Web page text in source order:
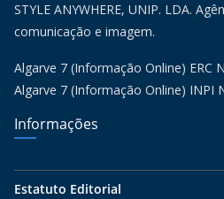
STYLE ANYWHERE, UNIP. LDA.
comunicação e imagem.
Algarve 7 (Informação Online) ERC
Algarve 7 (Informação Online) INPI
Informações
Estatuto Editorial